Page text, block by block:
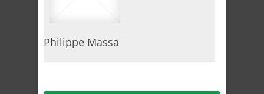
Philippe Massa